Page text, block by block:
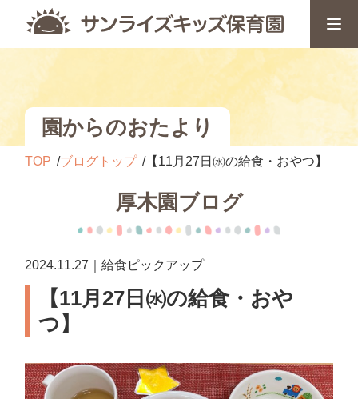
園からのおたより
TOP ブログトップ 【11月27日㈬の給食・おやつ】
厚木園ブログ
2024.11.27｜給食ピックアップ
【11月27日㈬の給食・おや
つ】